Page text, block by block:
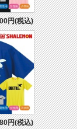
円(税込)
円(税込)